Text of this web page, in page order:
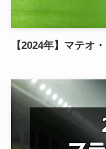
【2024年】マテオ